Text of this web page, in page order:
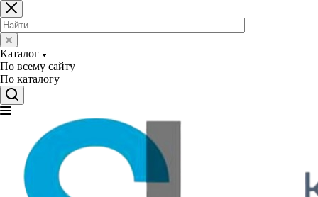
Каталог
По всему сайту
По каталогу